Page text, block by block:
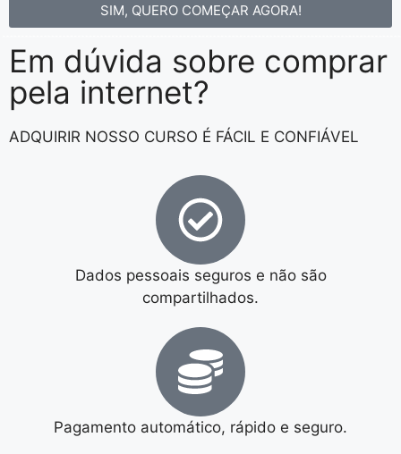
SIM, QUERO COMEÇAR AGORA!
Em dúvida sobre comprar
pela internet?
ADQUIRIR NOSSO CURSO É FÁCIL E CONFIÁVEL
Dados pessoais seguros e não são
compartilhados.
Pagamento automático, rápido e seguro.